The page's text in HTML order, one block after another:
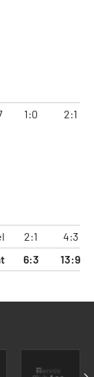
1:0 2:1
2:1 4:3
6:3 13:9